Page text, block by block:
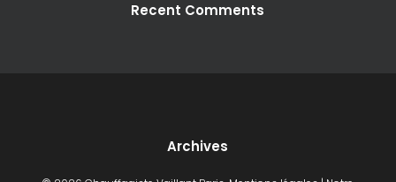
Recent Comments
Archives